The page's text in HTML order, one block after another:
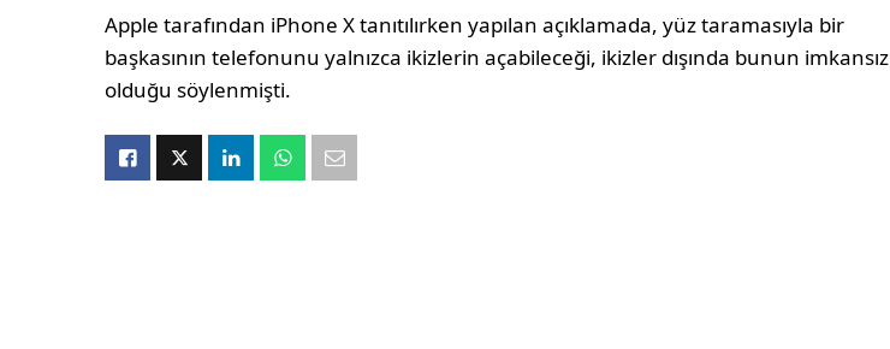
Apple tarafından iPhone X tanıtılırken yapılan açıklamada, yüz taramasıyla bir
başkasının telefonunu yalnızca ikizlerin açabileceği, ikizler dışında bunun imkansız
olduğu söylenmişti.